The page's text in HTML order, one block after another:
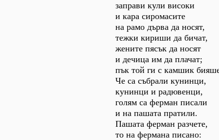
заправи кули високи
и кара сиромасите
на рамо дърва да носят,
тежки кириши да бичат,
жените пясък да носят
и дечица им да плачат;
пък той ги с камшик
Че са събрали кунинци,
кунинци и радювенци,
голям са ферман писали
и на пашата пратили.
Пашата ферман разчете,
то на фермана писано: